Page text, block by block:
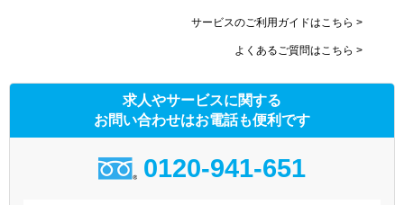
サービスのご利用ガイドはこちら >
よくあるご質問はこちら >
求人やサービスに関する
お問い合わせはお電話も便利です
0120-941-651